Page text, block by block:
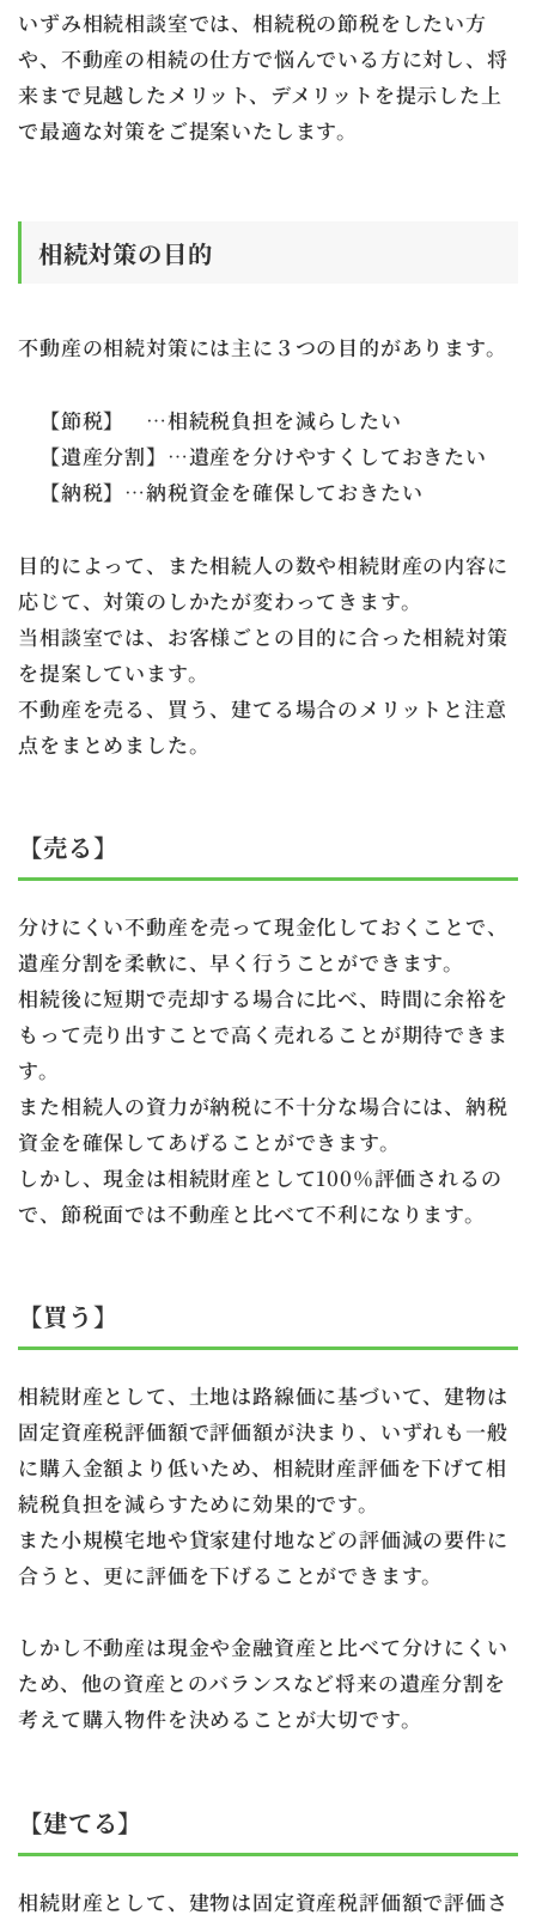
いずみ相続相談室では、相続税の節税をしたい方
や、不動産の相続の仕方で悩んでいる方に対し、将
来まで見越したメリット、デメリットを提示した上
で最適な対策をご提案いたします。
相続対策の目的
不動産の相続対策には主に３つの目的があります。
【節税】 …相続税負担を減らしたい
【遺産分割】…遺産を分けやすくしておきたい
【納税】…納税資金を確保しておきたい
目的によって、また相続人の数や相続財産の内容に
応じて、対策のしかたが変わってきます。
当相談室では、お客様ごとの目的に合った相続対策
を提案しています。
不動産を売る、買う、建てる場合のメリットと注意
点をまとめました。
【売る】
分けにくい不動産を売って現金化しておくことで、
遺産分割を柔軟に、早く行うことができます。
相続後に短期で売却する場合に比べ、時間に余裕を
もって売り出すことで高く売れることが期待できま
す。
また相続人の資力が納税に不十分な場合には、納税
資金を確保してあげることができます。
しかし、現金は相続財産として100％評価されるの
で、節税面では不動産と比べて不利になります。
【買う】
相続財産として、土地は路線価に基づいて、建物は
固定資産税評価額で評価額が決まり、いずれも一般
に購入金額より低いため、相続財産評価を下げて相
続税負担を減らすために効果的です。
また小規模宅地や貸家建付地などの評価減の要件に
合うと、更に評価を下げることができます。
しかし不動産は現金や金融資産と比べて分けにくい
ため、他の資産とのバランスなど将来の遺産分割を
考えて購入物件を決めることが大切です。
【建てる】
相続財産として、建物は固定資産税評価額で評価さ